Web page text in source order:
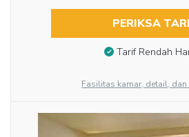
PERIKSA
Tarif Rendah
Fasilitas kamar, detail, dan